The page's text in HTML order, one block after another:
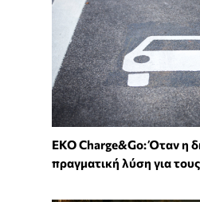
EKO Charge&Go: Όταν η
πραγματική λύση για